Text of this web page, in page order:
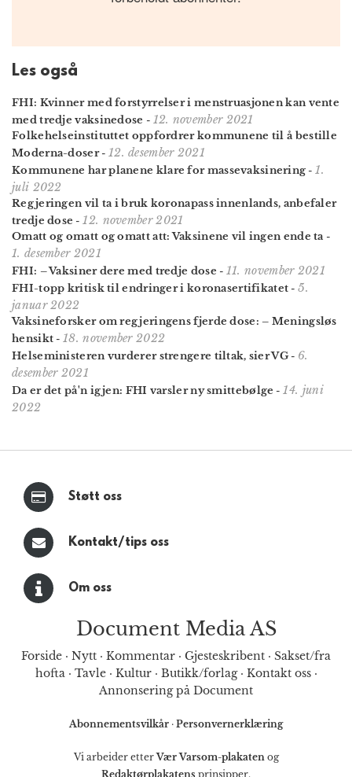
Les også
FHI: Kvinner med forstyrrelser i menstruasjonen kan vente
med tredje vaksinedose - 12. november 2021
Folkehelseinstituttet oppfordrer kommunene til å bestille
Moderna-doser- 12. desember 2021
Kommunene har planene klare for massevaksinering -1.
juli 2022
Regjeringen vil ta i bruk koronapass innenlands, anbefaler
tredje dose -12. november 2021
Omatt og omatt og omatt att: Vaksinene vil ingen ende ta -
1. desember 2021
FHI: – Vaksiner dere med tredje dose - 11. november 2021
FHI-topp kritisk til endringer i koronasertifikatet -5.
januar 2022
Vaksineforsker om regjeringens fjerde dose: – Meningsløs
hensikt -18. november 2022
Helseministeren vurderer strengere tiltak, sier VG- 6.
desember 2021
Da er det på'n igjen: FHI varsler ny smittebølge -14. juni
2022
Støtt oss
Kontakt/tips oss
Om oss
Document Media AS
Forside · Nytt · Kommentar · Gjesteskribent · Sakset/fra
hofta· Tavle· Kultur· Butikk/forlag· Kontakt oss·
Annonsering på Document
Abonnementsvilkår · Personvernerklæring
Vi arbeider etterVær Varsom-plakatenog
Redaktørplakatens prinsipper.